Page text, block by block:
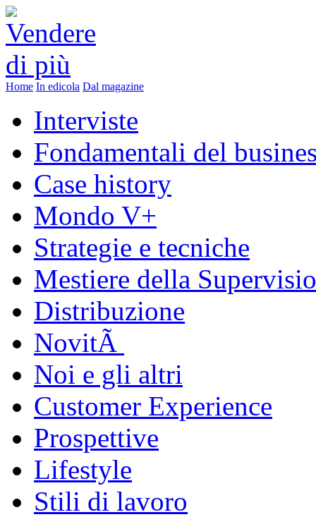
Home In edicola Dal magazine
Interviste
Fondamentali del
Case history
Mondo V+
Strategie e tecniche
Mestiere della
Distribuzione
NovitÃ
Noi e gli altri
Customer Experience
Prospettive
Lifestyle
Stili di lavoro